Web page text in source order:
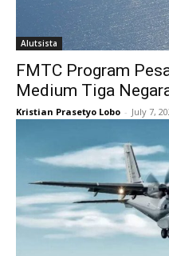
Alutsista
FMTC Program
Medium Tiga
Kristian Prasetyo Lobo - July 7,